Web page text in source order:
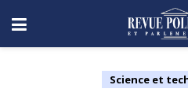
Science et